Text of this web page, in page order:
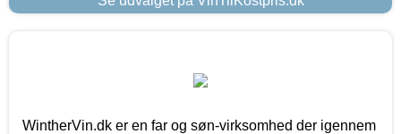
WintherVin.dk er en far og søn-virksomhed der igennem